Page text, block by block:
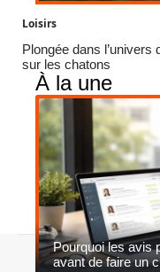
Loisirs
Plongée dans
sur les chatons
À la une
Pourquoi les avis
avant de faire un
Contact